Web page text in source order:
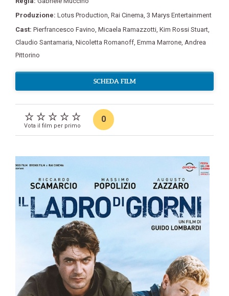
Produzione: Lotus Production, Rai Cinema, 3 Marys Entertainment
Cast: Pierfrancesco Favino, Micaela Ramazzotti, Kim Rossi Stuart,
Claudio Santamaria, Nicoletta Romanoff, Emma Marrone, Andrea
Pittorino
SCHEDA FILM
Vota il film per primo
0